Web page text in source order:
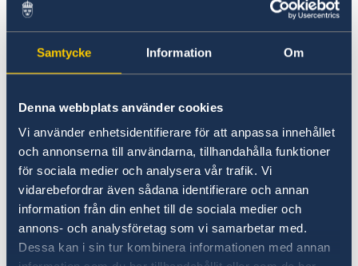
Samtycke Information Om
Denna webbplats använder cookies
Vi använder enhetsidentifierare för att anpassa innehållet
och annonserna till användarna, tillhandahålla funktioner
för sociala medier och analysera vår trafik. Vi
vidarebefordrar även sådana identifierare och annan
information från din enhet till de sociala medier och
annons- och analysföretag som vi samarbetar med.
Dessa kan i sin tur kombinera informationen med annan
Om du till exempel har tappat ditt bankkort
kan du få hjälp av ambassaden att ta ut
kontanter genom att överföra pengar från ditt
eget konto. Du får då betala både bankens
Om du behöver pengar för att resa hem eller
betala sjukvård, men inte har egna pengar och
inte själv har möjlighet att kontakta anhöriga
eller vänner, kan du få hjälp av UD och
ambassaden. Du lämnar då namn och
kontaktuppgifter till personer som UD kan
kontakta i Sverige. De betalar in det belopp du